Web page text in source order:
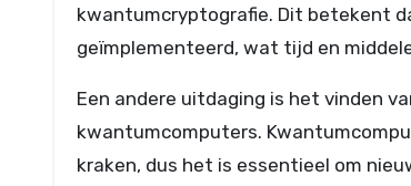
kwantumcryptografie. Dit betekent
geïmplementeerd, wat tijd en
Een andere uitdaging is het vinden
kwantumcomputers.
kraken, dus het is essentieel om